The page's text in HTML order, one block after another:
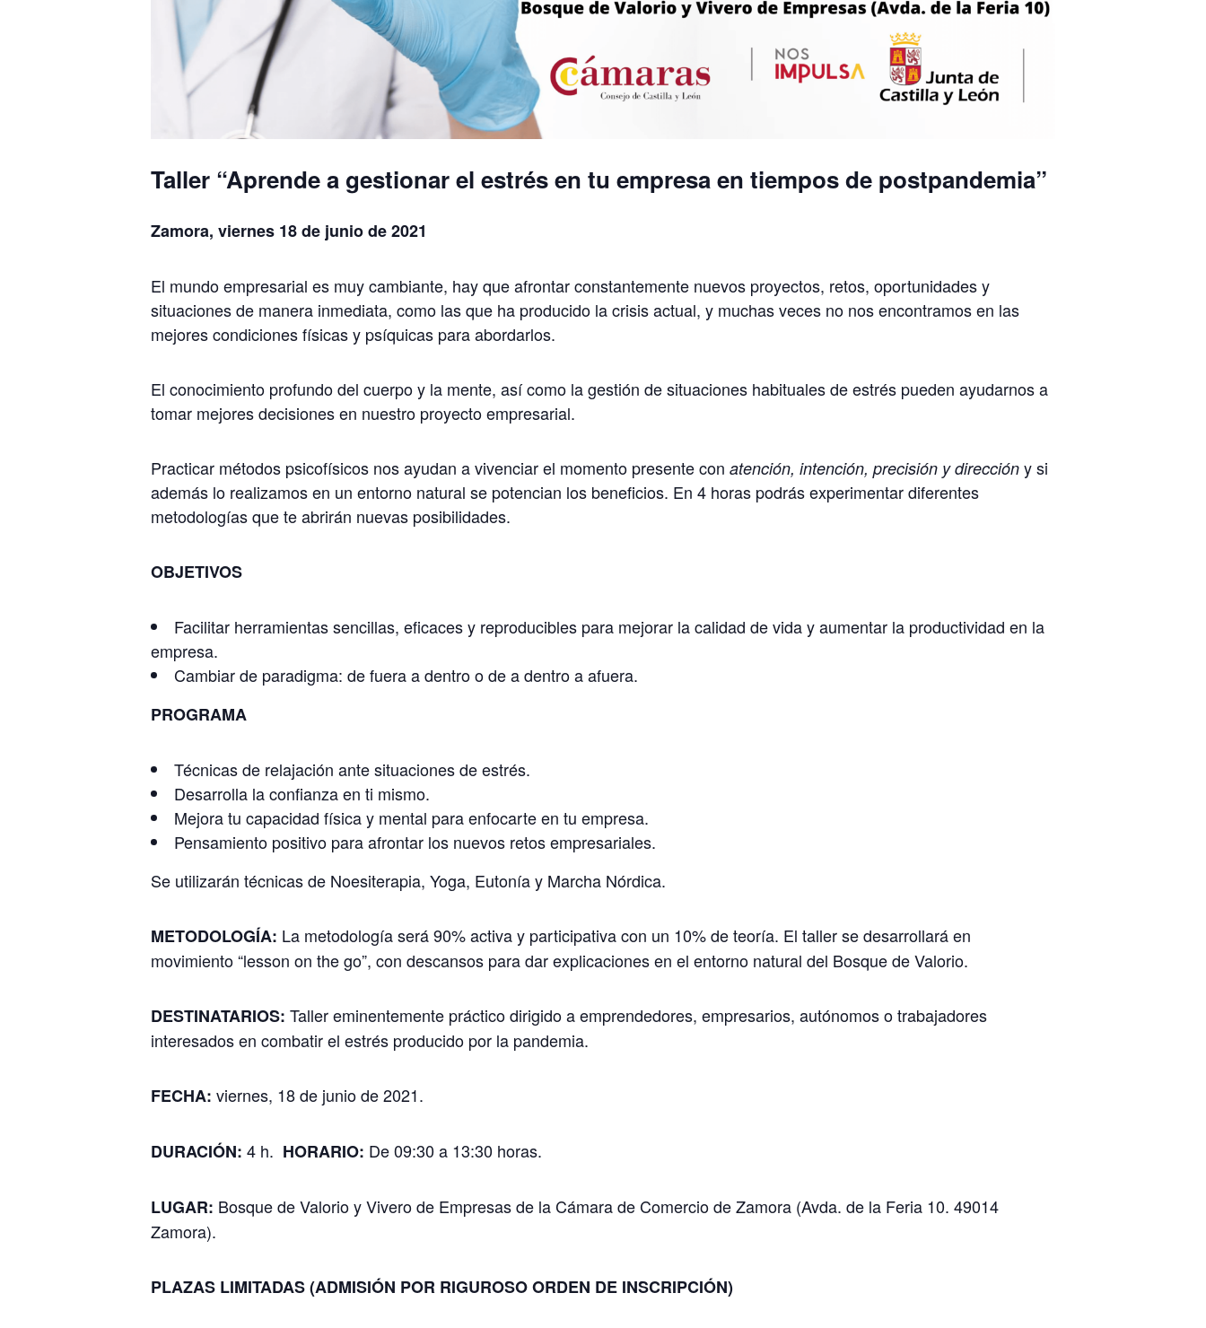
Taller “Aprende a gestionar el estrés en tu empresa en tiempos de postpandemia”
Zamora, viernes 18 de junio de 2021
El mundo empresarial es muy cambiante, hay que afrontar constantemente nuevos proyectos, retos, oportunidades y
situaciones de manera inmediata, como las que ha producido la crisis actual, y muchas veces no nos encontramos en las
mejores condiciones físicas y psíquicas para abordarlos.
El conocimiento profundo del cuerpo y la mente, así como la gestión de situaciones habituales de estrés pueden ayudarnos a
tomar mejores decisiones en nuestro proyecto empresarial.
Practicar métodos psicofísicos nos ayudan a vivenciar el momento presente con atención, intención, precisión y dirección y si
además lo realizamos en un entorno natural se potencian los beneficios. En 4 horas podrás experimentar diferentes
metodologías que te abrirán nuevas posibilidades.
OBJETIVOS
Facilitar herramientas sencillas, eficaces y reproducibles para mejorar la calidad de vida y aumentar la productividad en la
empresa.
Cambiar de paradigma: de fuera a dentro o de a dentro a afuera.
PROGRAMA
Técnicas de relajación ante situaciones de estrés.
Desarrolla la confianza en ti mismo.
Mejora tu capacidad física y mental para enfocarte en tu empresa.
Pensamiento positivo para afrontar los nuevos retos empresariales.
Se utilizarán técnicas de Noesiterapia, Yoga, Eutonía y Marcha Nórdica.
METODOLOGÍA: La metodología será 90% activa y participativa con un 10% de teoría. El taller se desarrollará en
movimiento “lesson on the go”, con descansos para dar explicaciones en el entorno natural del Bosque de Valorio.
DESTINATARIOS: Taller eminentemente práctico dirigido a emprendedores, empresarios, autónomos o trabajadores
interesados en combatir el estrés producido por la pandemia.
FECHA: viernes, 18 de junio de 2021.
DURACIÓN: 4 h. HORARIO: De 09:30 a 13:30 horas.
LUGAR: Bosque de Valorio y Vivero de Empresas de la Cámara de Comercio de Zamora (Avda. de la Feria 10. 49014
Zamora).
PLAZAS LIMITADAS (ADMISIÓN POR RIGUROSO ORDEN DE INSCRIPCIÓN)